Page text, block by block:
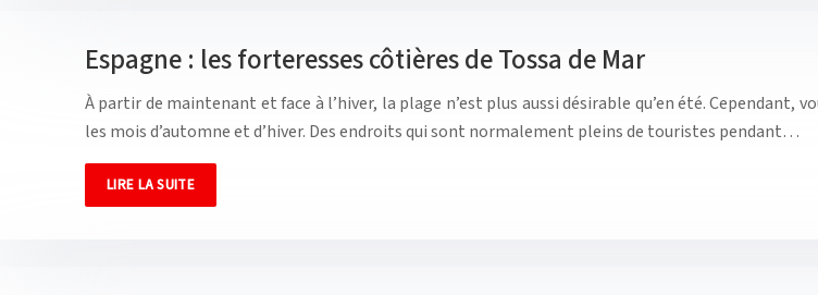
Espagne : les forteresses côtières de Tossa de Mar
À partir de maintenant et face à l’hiver, la plage n’est plus aussi désirable qu’en été.
les mois d’automne et d’hiver. Des endroits qui sont normalement pleins de touristes pendant…
LIRE LA SUITE